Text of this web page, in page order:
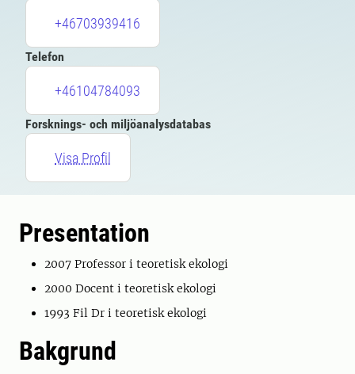
+46703939416
Telefon
+46104784093
Forsknings- och miljöanalysdatabas
Visa Profil
Presentation
2007 Professor i teoretisk ekologi
2000 Docent i teoretisk ekologi
1993 Fil Dr i teoretisk ekologi
Bakgrund